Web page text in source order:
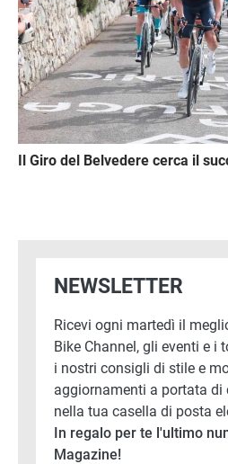
Il Giro del Belvedere cerca il
NEWSLETTER
Ricevi ogni martedì il
Bike Channel, gli eventi e i
i nostri consigli di stile e
aggiornamenti a portata di
nella tua casella di posta
In regalo per te l'ultimo
Magazine!